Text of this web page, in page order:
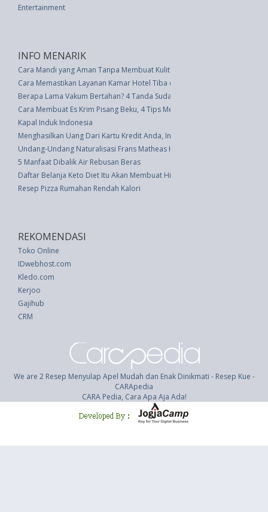
Entertainment
INFO MENARIK
Cara Mandi yang Aman Tanpa Membuat Kulit Rusak
Cara Memastikan Layanan Kamar Hotel Tiba dengan Cepat
Berapa Lama Vakum Bertahan? 4 Tanda Sudah Saatnya Diganti
Cara Membuat Es Krim Pisang Beku, 4 Tips Menikmati Pisang Beku
Kapal Induk Indonesia
Menghasilkan Uang Dari Kartu Kredit Anda, Ini Kiatnya
Undang-Undang Naturalisasi Frans Matheas Hesse (UU 9 thn 1947)
5 Manfaat Dibalik Air Rebusan Beras
Daftar Belanja Keto Diet Itu Akan Membuat Hidup Anda Begitu Mudah
Resep Pizza Rumahan Rendah Kalori
REKOMENDASI
Toko Online
IDwebhost.com
Kledo.com
Kerjoo
Gajihub
CRM
We are 2 Resep Menyulap Apel Mudah dan Enak Dinikmati - Resep Kue -
CARApedia
CARA Pedia, Cara Apa Aja Ada!